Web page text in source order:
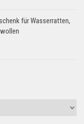
für Wasserratten,